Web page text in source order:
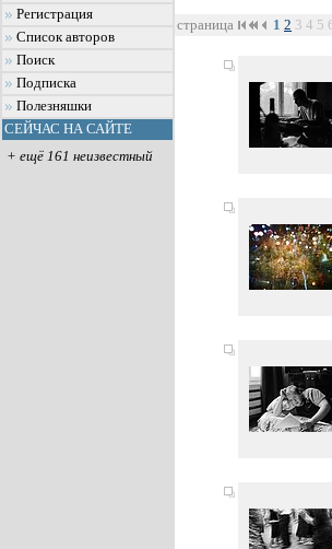
Регистрация
Список авторов
Поиск
Подписка
Полезняшки
СЕЙЧАС НА САЙТЕ
+ ещё 161 неизвестный
страница 1 2 3 4 5